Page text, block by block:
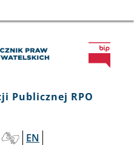
Publicznej RPO
EN